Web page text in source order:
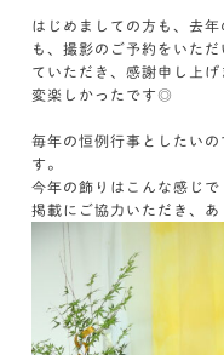
はじめましての方も、去
も、撮影のご予約をいた
ていただき、感謝申し上
変楽しかったです◎
毎年の恒例行事としたい
す。
今年の飾りはこんな感じで
掲載にご協力いただき、あ